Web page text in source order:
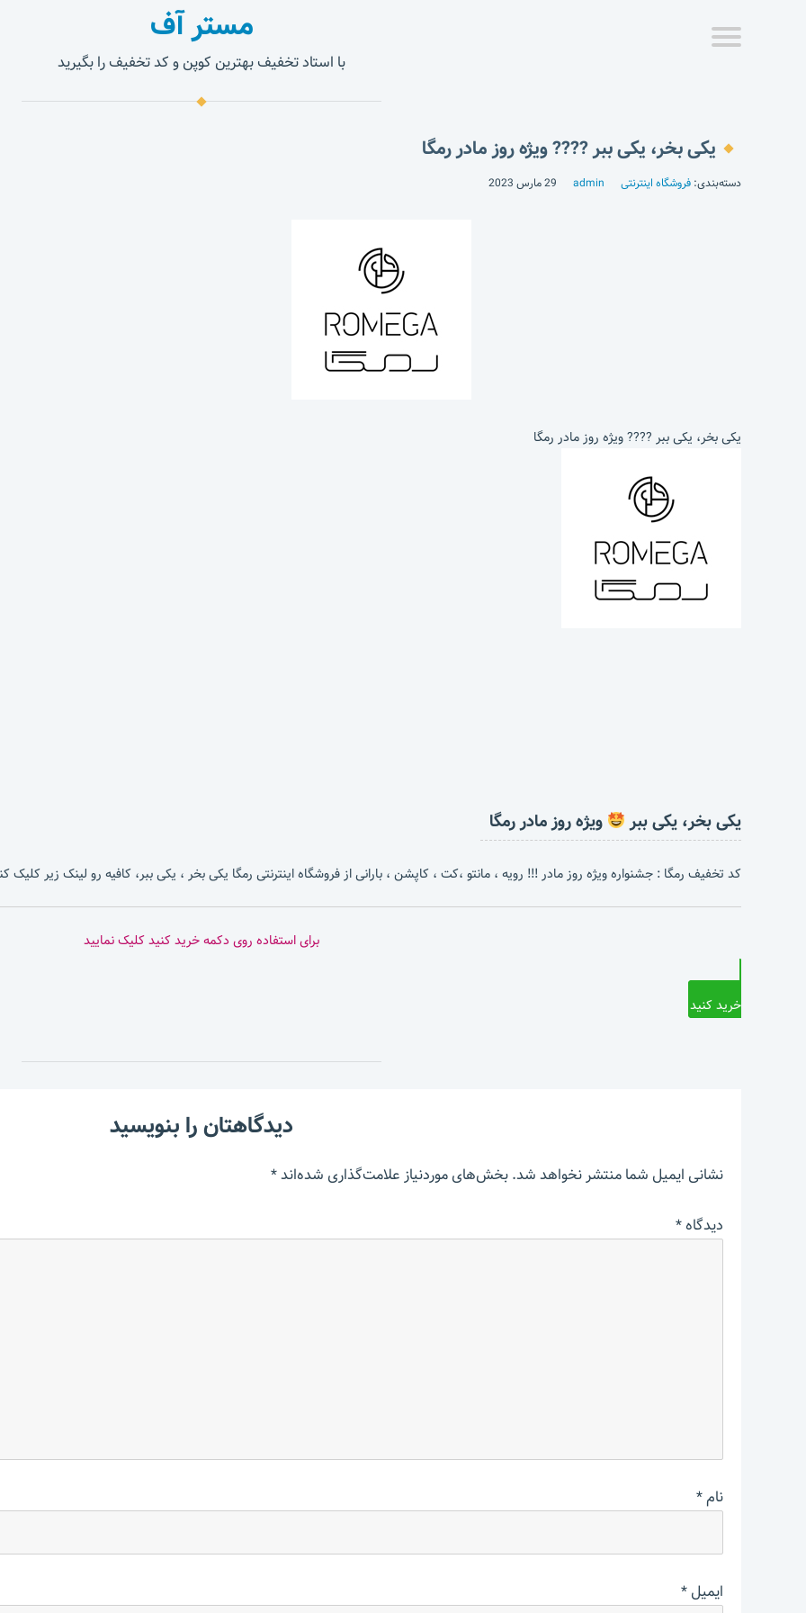
مستر آف
با استاد تخفیف بهترین کوپن و کد تخفیف را بگیرید
یکی بخر، یکی ببر ???? ویژه روز مادر رمگا
دسته‌بندی: فروشگاه اینترنتی admin 29 مارس 2023
یکی بخر، یکی ببر ???? ویژه روز مادر رمگا
یکی بخر، یکی ببر ویژه روز مادر رمگا
کد تخفیف رمگا : جشنواره ویژه روز مادر !!! رویه ، مانتو ،کت ، کاپشن ، بارانی از فروشگاه اینترنتی رمگا یکی بخر ، یکی ببر، کافیه رو لینک زیر کلیک
برای استفاده روی دکمه خرید کنید کلیک نمایید
خرید کنید
دیدگاهتان را بنویسید
نشانی ایمیل شما منتشر نخواهد شد.بخش‌های موردنیاز علامت‌گذاری شده‌اند*
دیدگاه*
نام*
ایمیل*